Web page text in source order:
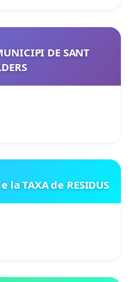
DE SANT
la TAXA de RESIDUS